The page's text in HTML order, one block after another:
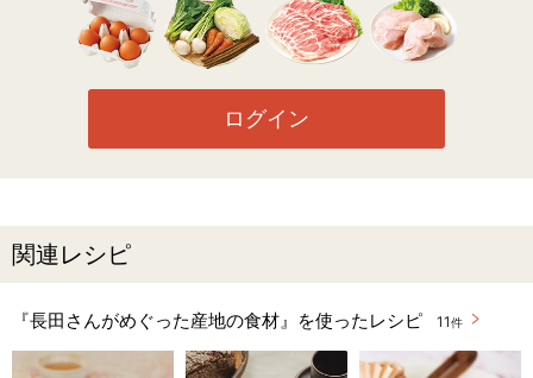
ログイン
関連レシピ
『長田さんがめぐった産地の食材』を使ったレシピ 11 件